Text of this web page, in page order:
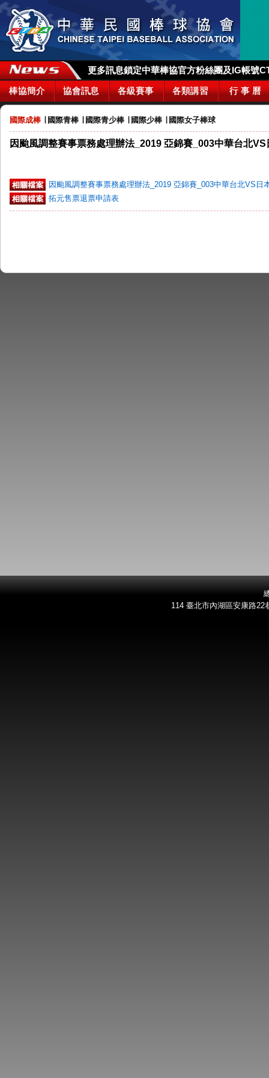
更多訊息鎖定中華棒協官方粉絲團及IG帳號
棒協簡介 協會訊息 各級賽事 各類講習 行 事 曆
國際成棒 國際青棒 國際青少棒 國際少棒 國際女子棒球
因颱風調整賽事票務處理辦法_2019 亞錦賽_003中華台北VS
因颱風調整賽事票務處理辦法_2019 亞錦賽_003中華台北VS日
拓元售票退票申請表
114 臺北市內湖區安康路22